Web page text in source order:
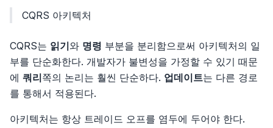
CQRS 아키텍처
CQRS는 읽기와 명령 부분을 분리함으로써 아키텍처의 일
부를 단순화한다. 개발자가 불변성을 가정할 수 있기 때문
에 쿼리쪽의 논리는 훨씬 단순하다. 업데이트는 다른 경로
를 통해서 적용된다.
아키텍처는 항상 트레이드 오프를 염두에 두어야 한다.